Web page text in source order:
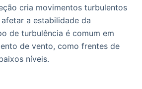
cria movimentos turbulentos
a estabilidade da
de turbulência é comum em
de vento, como frentes de
níveis.